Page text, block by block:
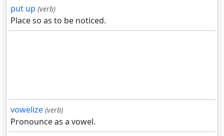
put up (verb)
Place so as to be noticed.
vowelize (verb)
Pronounce as a vowel.